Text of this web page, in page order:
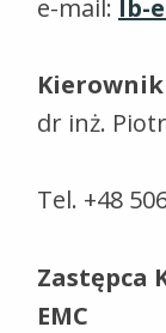
e-mail: lb-
dr inż.
Tel. +48
Zastępca
EMC